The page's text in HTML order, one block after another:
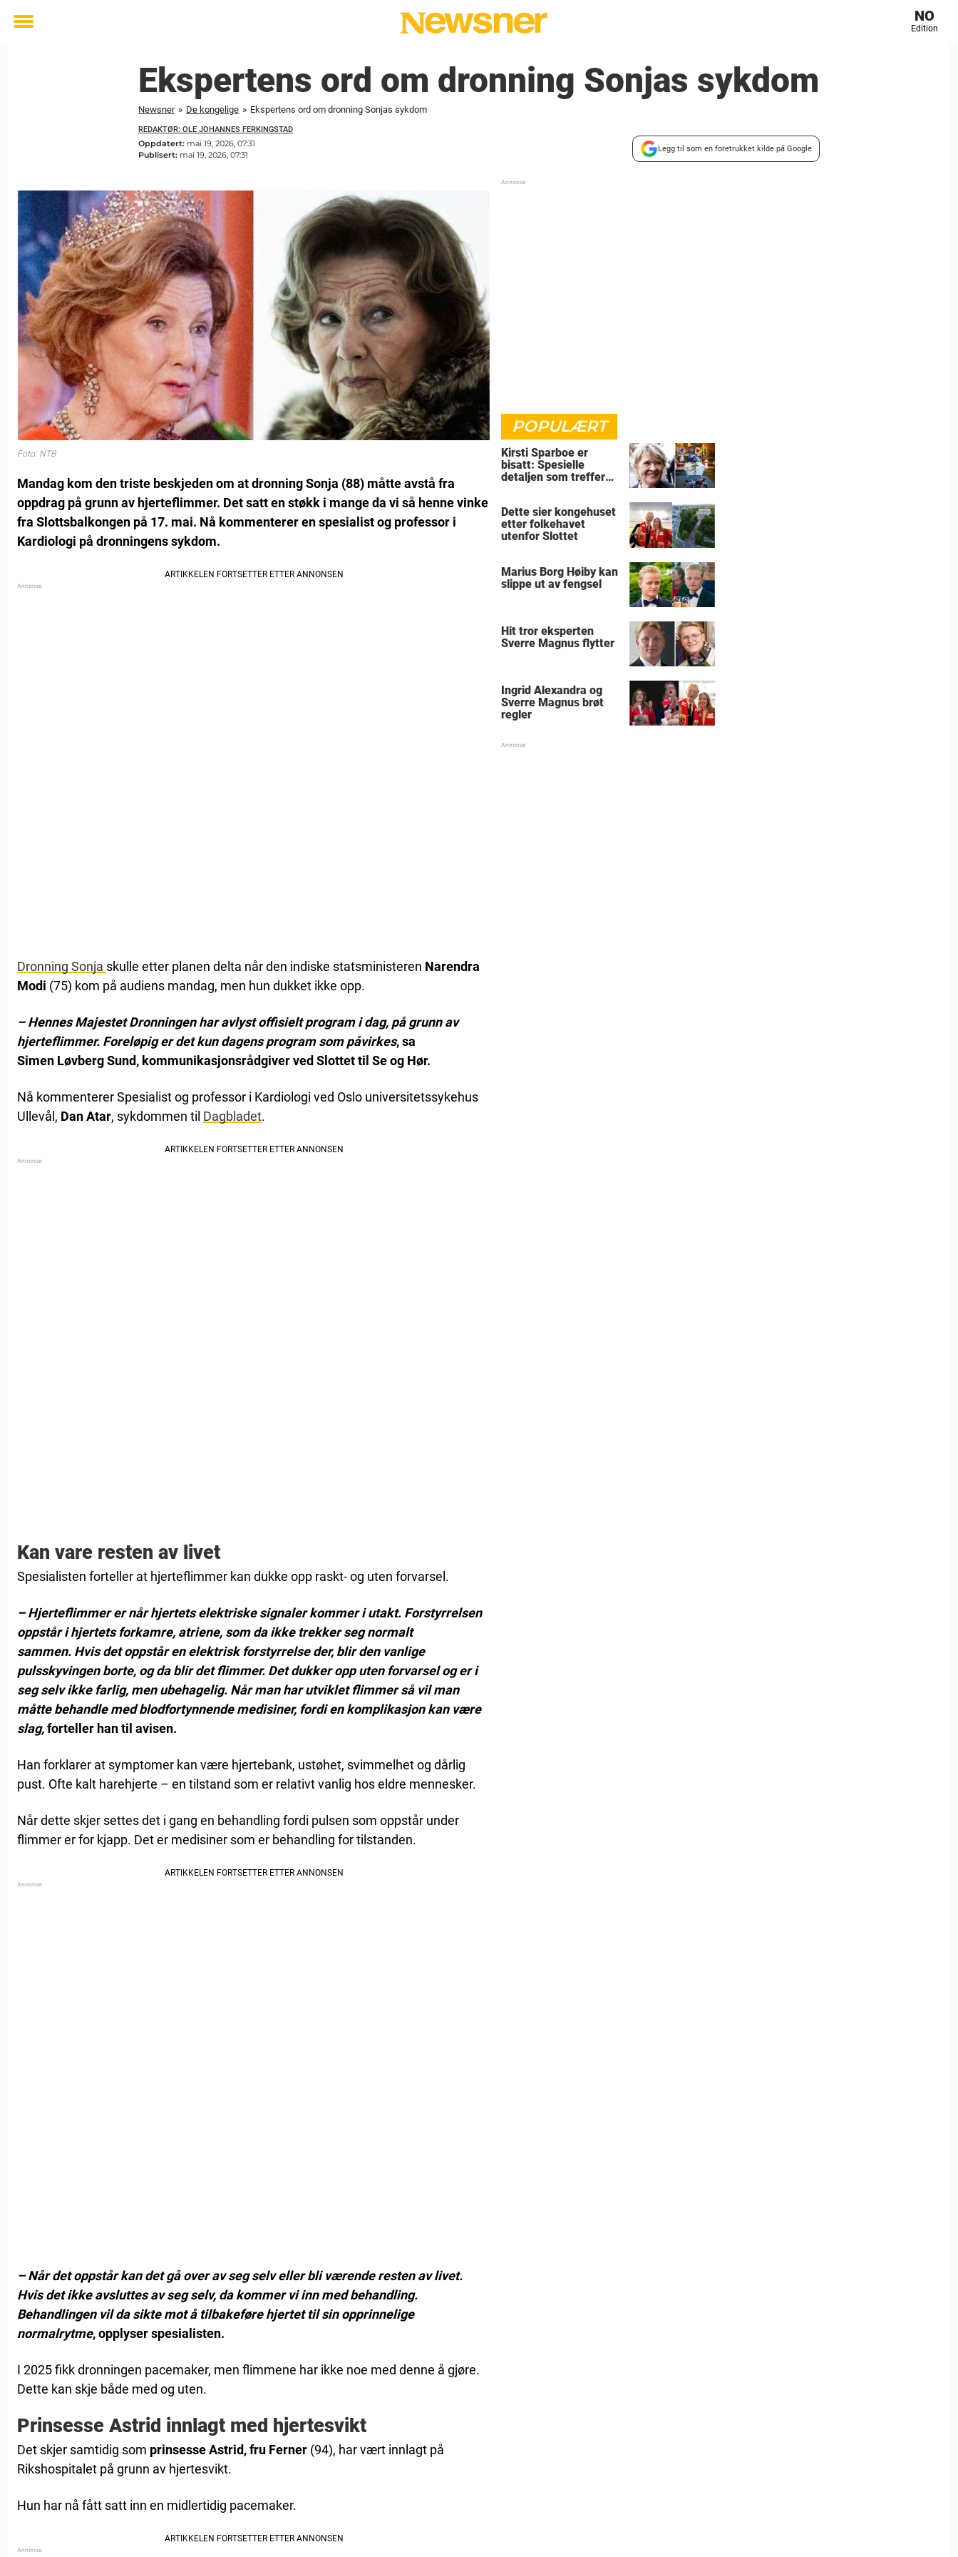
Toggle
NO
Edition
Ekspertens ord om dronning Sonjas sykdom
Newsner » De kongelige » Ekspertens ord om dronning Sonjas sykdom
REDAKTØR: OLE JOHANNES FERKINGSTAD
Oppdatert: mai 19, 2026, 07:31
Publisert: mai 19, 2026, 07:31
Legg til som en foretrukket kilde på Google
Foto: NTB
Mandag kom den triste beskjeden om at dronning Sonja (88) måtte avstå fra
oppdrag på grunn av hjerteflimmer. Det satt en støkk i mange da vi så henne vinke
fra Slottsbalkongen på 17. mai. Nå kommenterer en spesialist og professor i
Kardiologi på dronningens sykdom.
Dronning Sonja skulle etter planen delta når den indiske statsministeren Narendra
Modi (75) kom på audiens mandag, men hun dukket ikke opp.
– Hennes Majestet Dronningen har avlyst offisielt program i dag, på grunn av
hjerteflimmer. Foreløpig er det kun dagens program som påvirkes, sa
Simen Løvberg Sund, kommunikasjonsrådgiver ved Slottet til Se og Hør.
Nå kommenterer Spesialist og professor i Kardiologi ved Oslo universitetssykehus
Ullevål, Dan Atar, sykdommen til Dagbladet.
Kan vare resten av livet
Spesialisten forteller at hjerteflimmer kan dukke opp raskt- og uten forvarsel.
– Hjerteflimmer er når hjertets elektriske signaler kommer i utakt. Forstyrrelsen
oppstår i hjertets forkamre, atriene, som da ikke trekker seg normalt
sammen. Hvis det oppstår en elektrisk forstyrrelse der, blir den vanlige
pulsskyvingen borte, og da blir det flimmer. Det dukker opp uten forvarsel og er i
seg selv ikke farlig, men ubehagelig. Når man har utviklet flimmer så vil man
måtte behandle med blodfortynnende medisiner, fordi en komplikasjon kan være
slag,forteller han til avisen.
Han forklarer at symptomer kan være hjertebank, ustøhet, svimmelhet og dårlig
pust. Ofte kalt harehjerte – en tilstand som er relativt vanlig hos eldre mennesker.
Når dette skjer settes det i gang en behandling fordi pulsen som oppstår under
flimmer er for kjapp. Det er medisiner som er behandling for tilstanden.
– Når det oppstår kan det gå over av seg selv eller bli værende resten av livet.
Hvis det ikke avsluttes av seg selv, da kommer vi inn med behandling.
Behandlingen vil da sikte mot å tilbakeføre hjertet til sin opprinnelige
normalrytme, opplyser spesialisten.
I 2025 fikk dronningen pacemaker, men flimmene har ikke noe med denne å gjøre.
Dette kan skje både med og uten.
Prinsesse Astrid innlagt med hjertesvikt
Det skjer samtidig som prinsesse Astrid, fru Ferner (94), har vært innlagt på
Rikshospitalet på grunn av hjertesvikt.
Hun har nå fått satt inn en midlertidig pacemaker.
POPULÆRT
Kirsti Sparboe er
bisatt: Spesielle
detaljen som treffer
Dette sier kongehuset
etter folkehavet
utenfor Slottet
Marius Borg Høiby kan
slippe ut av fengsel
Hit tror eksperten
Sverre Magnus flytter
Ingrid Alexandra og
Sverre Magnus brøt
regler